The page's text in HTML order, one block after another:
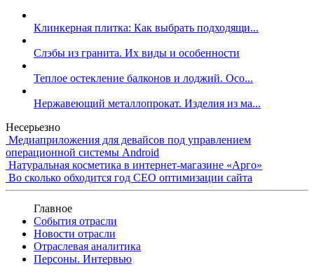
Клинкерная плитка: Как выбрать подходящи...
Слэбы из гранита. Их виды и особенности
Теплое остекление балконов и лоджий. Осо...
Нержавеющий металлопрокат. Изделия из ма...
Несерьезно
Медиаприложения для девайсов под управлением
операционной системы Android
Натуральная косметика в интернет-магазине «Арго»
Во сколько обходится год СЕО оптимизации сайта
Главное
События отрасли
Новости отрасли
Отраслевая аналитика
Персоны. Интервью